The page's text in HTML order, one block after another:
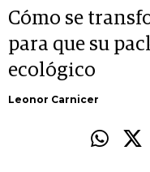
Cómo se
para que su
ecológico
Leonor Carnicer